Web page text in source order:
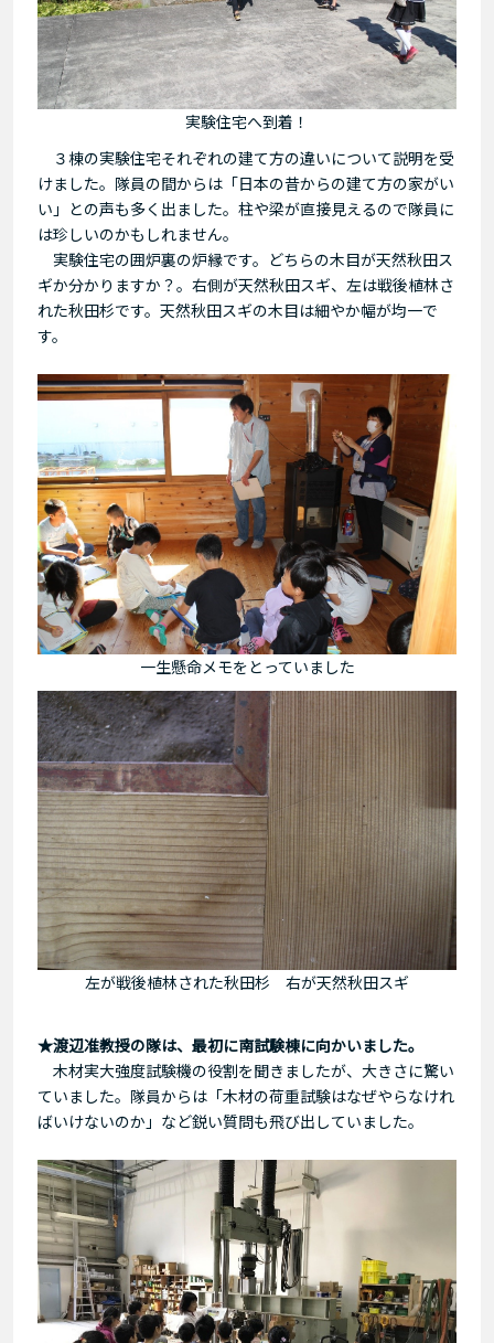
実験住宅へ到着！
３棟の実験住宅それぞれの建て方の違いについて説明を受
けました。隊員の間からは「日本の昔からの建て方の家がい
い」との声も多く出ました。柱や梁が直接見えるので隊員に
は珍しいのかもしれません。
実験住宅の囲炉裏の炉縁です。どちらの木目が天然秋田ス
ギか分かりますか？。右側が天然秋田スギ、左は戦後植林さ
れた秋田杉です。天然秋田スギの木目は細やか幅が均一で
す。
一生懸命メモをとっていました
左が戦後植林された秋田杉 右が天然秋田スギ
★渡辺准教授の隊は、最初に南試験棟に向かいました。
木材実大強度試験機の役割を聞きましたが、大きさに驚い
ていました。隊員からは「木材の荷重試験はなぜやらなけれ
ばいけないのか」など鋭い質問も飛び出していました。